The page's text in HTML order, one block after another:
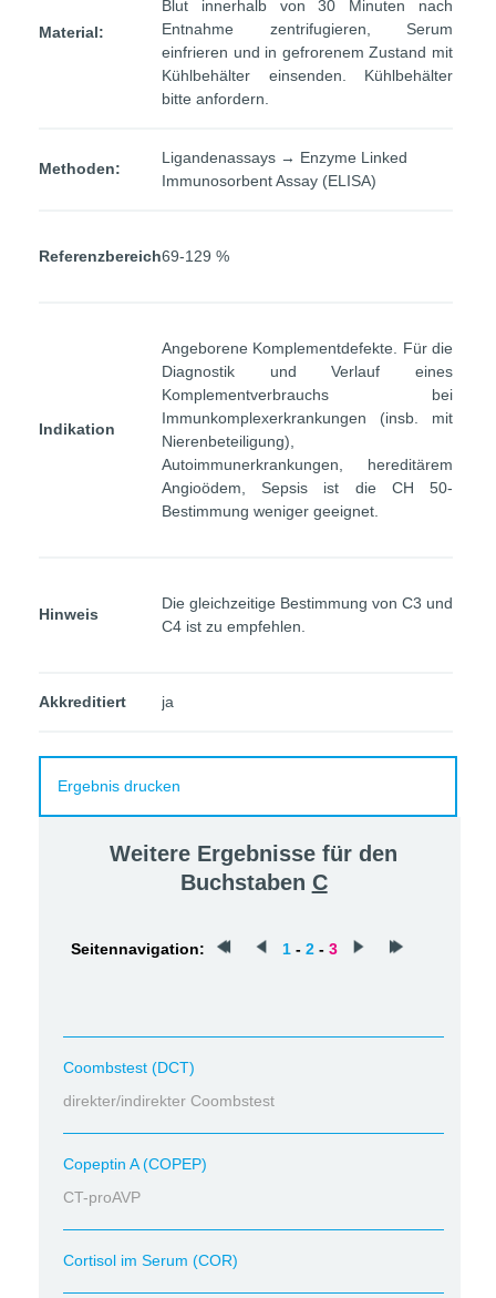
Material:
Blut innerhalb von 30 Minuten nach
Entnahme zentrifugieren, Serum
einfrieren und in gefrorenem Zustand mit
Kühlbehälter einsenden. Kühlbehälter
bitte anfordern.
Methoden:
Ligandenassays → Enzyme Linked
Immunosorbent Assay (ELISA)
Referenzbereich69-129 %
Indikation
Angeborene Komplementdefekte. Für die
Diagnostik und Verlauf eines
Komplementverbrauchs bei
Immunkomplexerkrankungen (insb. mit
Nierenbeteiligung),
Autoimmunerkrankungen, hereditärem
Angioödem, Sepsis ist die CH 50-
Bestimmung weniger geeignet.
Hinweis
Die gleichzeitige Bestimmung von C3 und
C4 ist zu empfehlen.
Akkreditiert ja
Ergebnis drucken
Weitere Ergebnisse für den
Buchstaben C
Seitennavigation: 1 - 2 - 3
Coombstest (DCT)
direkter/indirekter Coombstest
Copeptin A (COPEP)
CT-proAVP
Cortisol im Serum (COR)